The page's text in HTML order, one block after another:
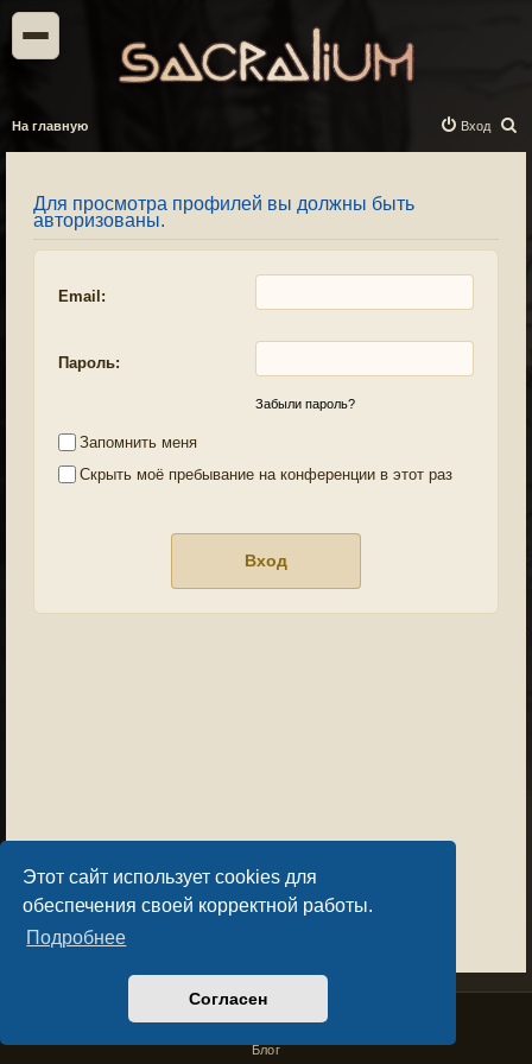
Этот сайт использует cookies для
обеспечения своей корректной работы.
Подробнее
Согласен
На главную
о
Вход
Для просмотра профилей вы должны быть
авторизованы.
Email:
Пароль:
Забыли пароль?
Запомнить меня
Скрыть моё пребывание на конференции в этот раз
Privacy PolicyLicense Agreement
Copyright © Sacralium Games 2023-
Блог